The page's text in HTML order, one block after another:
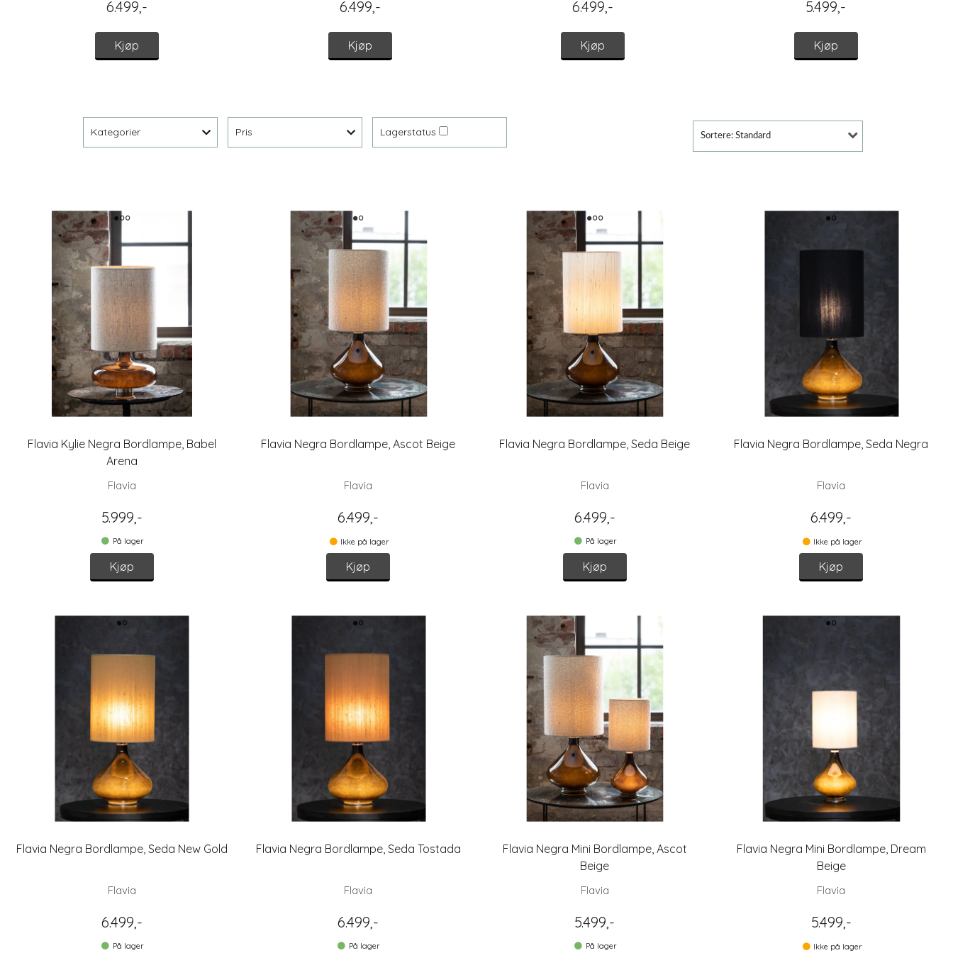
6.499,-
Kjøp
6.499,-
Kjøp
6.499,-
Kjøp
5.499,-
Kjøp
Kategorier Pris Lagerstatus Sortere: Standard
Flavia Kylie Negra Bordlampe, Babel
Arena
Flavia
5.999,-
På lager
Kjøp
Flavia Negra Bordlampe, Ascot Beige
Flavia
6.499,-
Ikke på lager
Kjøp
Flavia Negra Bordlampe, Seda Beige
Flavia
6.499,-
På lager
Kjøp
Flavia Negra Bordlampe, Seda Negra
Flavia
6.499,-
Ikke på lager
Kjøp
Flavia Negra Bordlampe, Seda New Gold
Flavia
6.499,-
På lager
Flavia Negra Bordlampe, Seda Tostada
Flavia
6.499,-
På lager
Flavia Negra Mini Bordlampe, Ascot
Beige
Flavia
5.499,-
På lager
Flavia Negra Mini Bordlampe, Dream
Beige
Flavia
5.499,-
Ikke på lager